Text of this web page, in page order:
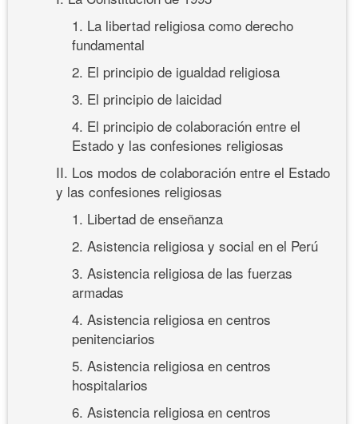
1. La libertad religiosa como derecho
fundamental
2. El principio de igualdad religiosa
3. El principio de laicidad
4. El principio de colaboración entre el
Estado y las confesiones religiosas
II. Los modos de colaboración entre el Estado
y las confesiones religiosas
1. Libertad de enseñanza
2. Asistencia religiosa y social en el Perú
3. Asistencia religiosa de las fuerzas
armadas
4. Asistencia religiosa en centros
penitenciarios
5. Asistencia religiosa en centros
hospitalarios
6. Asistencia religiosa en centros